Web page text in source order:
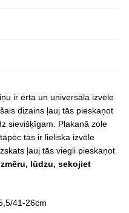
ir ērta un universāla izvēle
dizains ļauj tās pieskaņot
sievišķīgam. Plakanā zole
tās ir lieliska izvēle
ļauj tās viegli pieskaņot
lūdzu, sekojiet
41-26cm